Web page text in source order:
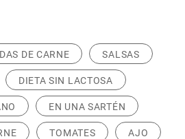
DE CARNE SALSAS
DIETA SIN LACTOSA
EN UNA SARTÉN
TOMATES AJO